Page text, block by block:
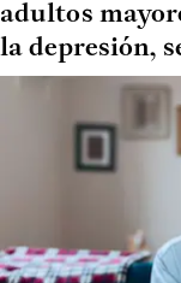
adultos
la depresión,